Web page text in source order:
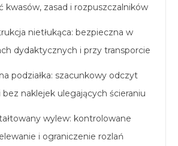
kwasów, zasad i rozpuszczalników
nietłukąca: bezpieczna w
dydaktycznych i przy transporcie
podziałka: szacunkowy odczyt
bez naklejek ulegających ścieraniu
wylew: kontrolowane
i ograniczenie rozlań